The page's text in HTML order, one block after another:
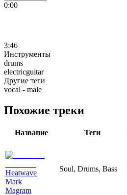
0:00
3:46
Инструменты
drums
electricguitar
Другие теги
vocal - male
Похожие треки
Название Теги
Heatwave
Mark
Magram
Soul, Drums, Bass